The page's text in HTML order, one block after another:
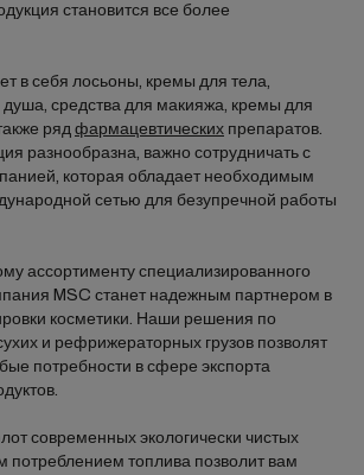
становится все более
в себя лосьоны, кремы для тела,
средства для макияжа, кремы для
ряд фармацевтических препаратов.
разнообразна, важно сотрудничать с
которая обладает необходимым
сетью для безупречной работы
ассортименту специализированного
MSC станет надежным партнером в
косметики. Наши решения по
и рефрижераторных грузов позволят
потребности в сфере экспорта
современных экологически чистых
потреблением топлива позволит вам